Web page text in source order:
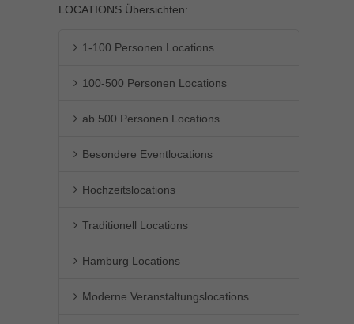
LOCATIONS Übersichten:
1-100 Personen Locations
100-500 Personen Locations
ab 500 Personen Locations
Besondere Eventlocations
Hochzeitslocations
Traditionell Locations
Hamburg Locations
Moderne Veranstaltungslocations